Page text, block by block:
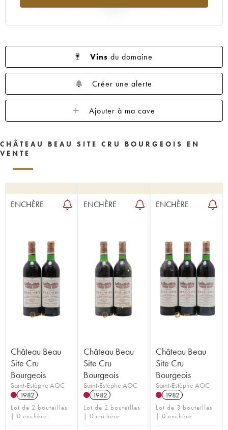
Vins du domaine
Créer une alerte
Ajouter à ma cave
CHÂTEAU BEAU SITE CRU BOURGEOIS EN
VENTE
ENCHÈRE
Château Beau
Site Cru
Bourgeois
Saint-Estèphe AOC
1982
Lot de 2 bouteilles
| 0 enchère
ENCHÈRE
Château Beau
Site Cru
Bourgeois
Saint-Estèphe AOC
1982
Lot de 2 bouteilles
| 0 enchère
ENCHÈRE
Château Beau
Site Cru
Bourgeois
Saint-Estèphe AOC
1982
Lot de 3 bouteilles
| 0 enchère